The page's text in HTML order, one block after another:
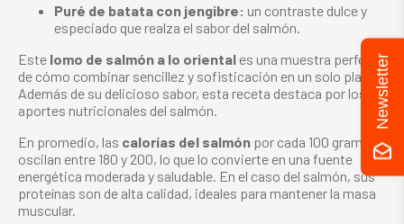
Puré de batata con jengibre: un contraste dulce y
especiado que realza el sabor del salmón.
Este lomo de salmón a lo oriental es una muestra perfecta
de cómo combinar sencillez y sofisticación en un solo plato.
Además de su delicioso sabor, esta receta destaca por los
aportes nutricionales del salmón.
En promedio, las calorías del salmón por cada 100 gramos
oscilan entre 180 y 200, lo que lo convierte en una fuente
energética moderada y saludable. En el caso del salmón, sus
proteínas son de alta calidad, ideales para mantener la masa
muscular.
Newsletter